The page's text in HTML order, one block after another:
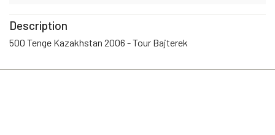
Description
500 Tenge Kazakhstan 2006 - Tour Bajterek